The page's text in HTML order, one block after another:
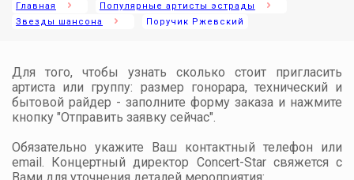
Главная
Популярные артисты эстрады
Звезды шансона
Поручик Ржевский
Для того, чтобы узнать сколько стоит пригласить
артиста или группу: размер гонорара, технический и
бытовой райдер - заполните форму заказа и нажмите
кнопку "Отправить заявку сейчас".
Обязательно укажите Ваш контактный телефон или
email. Концертный директор Concert-Star свяжется с